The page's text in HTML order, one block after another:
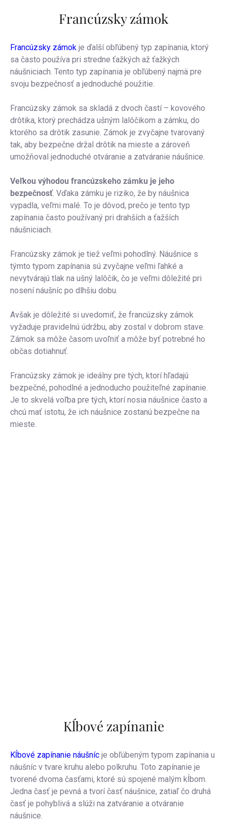
Francúzsky zámok
Francúzsky zámok je ďalší obľúbený typ zapínania, ktorý
sa často používa pri stredne ťažkých až ťažkých
náušniciach. Tento typ zapínania je obľúbený najmä pre
svoju bezpečnosť a jednoduché použitie.
Francúzsky zámok sa skladá z dvoch častí – kovového
drôtika, ktorý prechádza ušným lalôčikom a zámku, do
ktorého sa drôtik zasunie. Zámok je zvyčajne tvarovaný
tak, aby bezpečne držal drôtik na mieste a zároveň
umožňoval jednoduché otváranie a zatváranie náušnice.
Veľkou výhodou francúzskeho zámku je jeho
bezpečnosť. Vďaka zámku je riziko, že by náušnica
vypadla, veľmi malé. To je dôvod, prečo je tento typ
zapínania často používaný pri drahších a ťažších
náušniciach.
Francúzsky zámok je tiež veľmi pohodlný. Náušnice s
týmto typom zapínania sú zvyčajne veľmi ľahké a
nevytvárajú tlak na ušný lalôčik, čo je veľmi dôležité pri
nosení náušníc po dlhšiu dobu.
Avšak je dôležité si uvedomiť, že francúzsky zámok
vyžaduje pravidelnú údržbu, aby zostal v dobrom stave.
Zámok sa môže časom uvoľniť a môže byť potrebné ho
občas dotiahnuť.
Francúzsky zámok je ideálny pre tých, ktorí hľadajú
bezpečné, pohodlné a jednoducho použiteľné zapínanie.
Je to skvelá voľba pre tých, ktorí nosia náušnice často a
chcú mať istotu, že ich náušnice zostanú bezpečne na
mieste.
Kĺbové zapínanie
Kĺbové zapínanie náušníc je obľúbeným typom zapínania u
náušníc v tvare kruhu alebo polkruhu. Toto zapínanie je
tvorené dvoma časťami, ktoré sú spojené malým kĺbom.
Jedna časť je pevná a tvorí časť náušnice, zatiaľ čo druhá
časť je pohyblivá a slúži na zatváranie a otváranie
náušnice.